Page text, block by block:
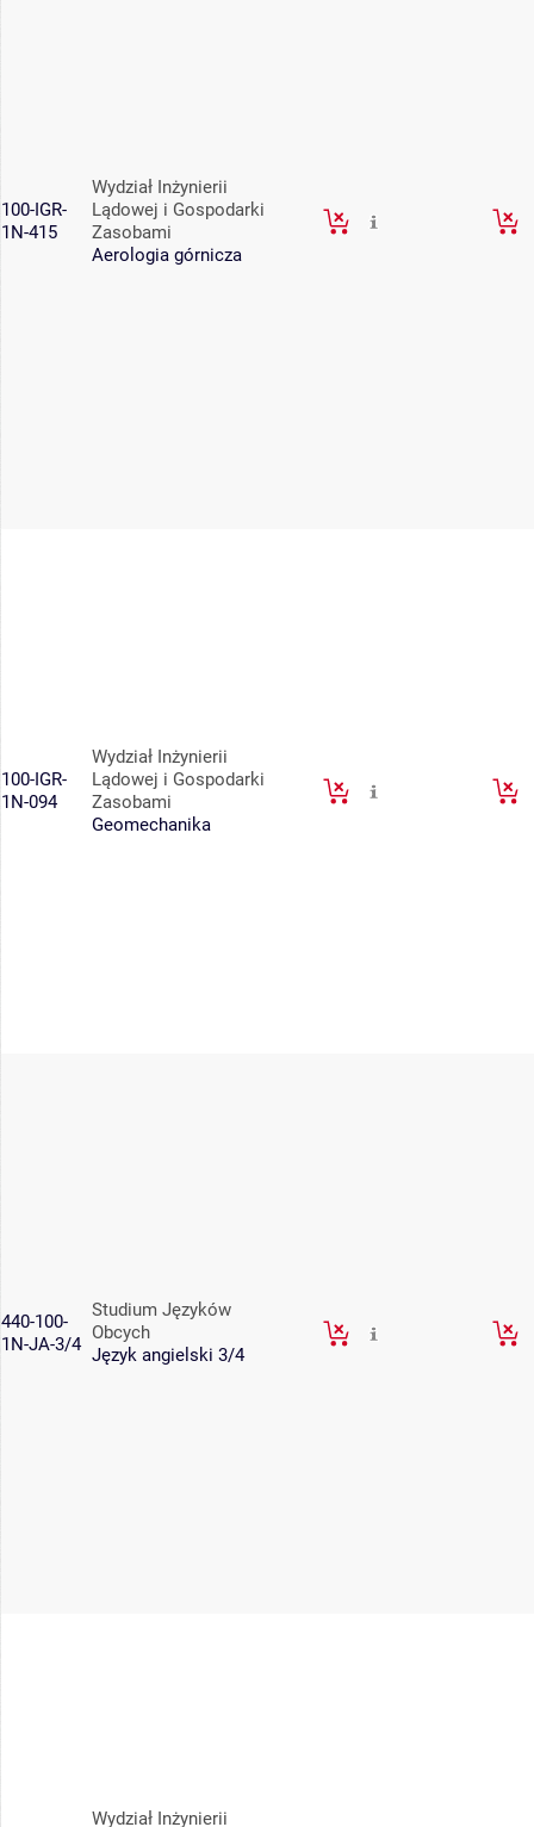
100-IGR-
1N-415
Wydział Inżynierii
Lądowej i Gospodarki
Zasobami
Aerologia górnicza
100-IGR-
1N-094
Wydział Inżynierii
Lądowej i Gospodarki
Zasobami
Geomechanika
440-100-
1N-JA-3/4
Studium Języków
Obcych
Język angielski 3/4
Wydział Inżynierii